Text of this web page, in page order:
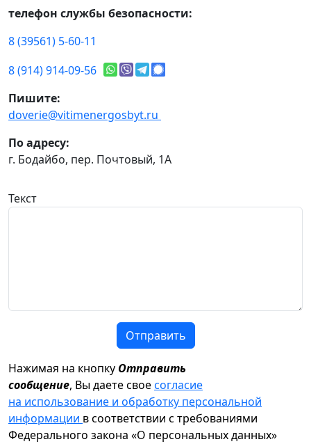
телефон службы безопасности:
8 (39561) 5-60-11
8 (914) 914-09-56
Пишите:
doverie@vitimenergosbyt.ru
По адресу:
г. Бодайбо, пер. Почтовый, 1А
Текст
Отправить
Нажимая на кнопку Отправить
сообщение, Вы даете своесогласие
на использование и обработку персональной
информации в соответствии с требованиями
Федерального закона «О персональных данных»